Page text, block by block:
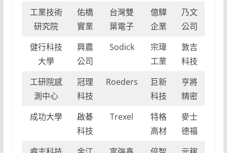
工業技術
研究院
佑橋
實業
台灣雙
葉電子
億驊
企業
乃文
公司
健行科技
大學
興農
公司
Sodick
宗瑋
工業
敦吉
科技
工研院感
測中心
冠理
科技
Roeders
巨新
科技
亨將
精密
成功大學
啟碁
科技
Trexel
特格
高材
麥士
德福